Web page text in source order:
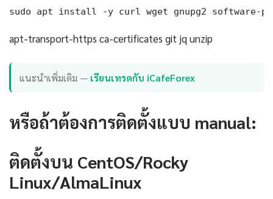
sudo apt install -y curl wget gnupg2 software-
apt-transport-https ca-certificates git jq unzip
แนะนำเพิ่มเติม — เรียนเทรดกับ iCafeForex
หรือถ้าต้องการติดตั้งแบบ manual:
ติดตั้งบน CentOS/Rocky
Linux/AlmaLinux